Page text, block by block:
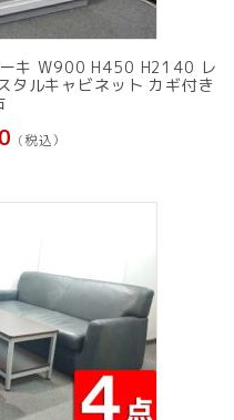
キ W900 H450 H2140 レ
タルキャビネット カギ付き
(税込）